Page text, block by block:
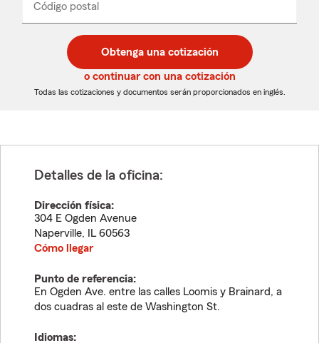
desplegable
Código postal
de
5
dígitos
de
5
dígitos
_____
Obtenga una cotización
o continuar con una cotización
Todas las cotizaciones y documentos serán proporcionados en inglés.
Detalles de la oficina:
Dirección física:
304 E Ogden Avenue
Naperville, IL 60563
Cómo llegar
Punto de referencia:
En Ogden Ave. entre las calles Loomis y Brainard, a
dos cuadras al este de Washington St.
Idiomas: